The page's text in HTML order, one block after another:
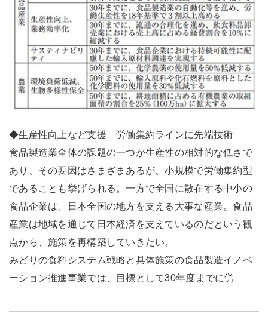
◆生産性向上など支援 労働集約ラインに先端技術
食品製造業全体の課題の一つが生産性の相対的な低さで
あり、その要因はさまざまあるが、小規模で労働集約型
であることも挙げられる。一方で全国に散在する中小の
食品企業は、日本全国の地方を支える大事な産業。食品
産業は地域を通じて日本経済を支えているのだという観
点から、施策を再構築していきたい。
みどりの食料システム戦略と具体施策の食品製造イノベ
ーション推進事業では、目標として30年度までに労